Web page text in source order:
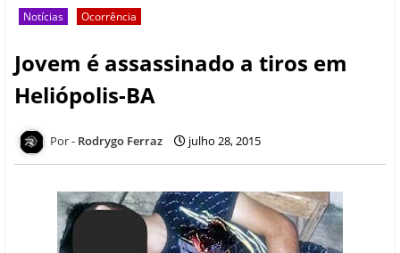
Notícias Ocorrência
Jovem é assassinado a tiros em
Heliópolis-BA
Rodrygo Ferraz julho 28, 2015